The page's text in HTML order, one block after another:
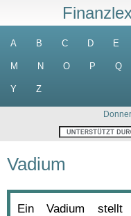
A B C D E
M N O P Q
Y Z
Vadium
Ein Vadium stellt